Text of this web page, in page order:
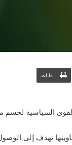
طباعة
السياسية
تهدف إلى